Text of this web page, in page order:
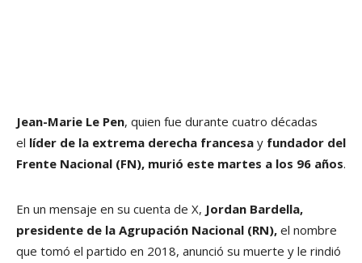
Jean-Marie Le Pen, quien fue durante cuatro décadas
el líder de la extrema derecha francesa y fundador del
Frente Nacional (FN), murió este martes a los 96 años.
En un mensaje en su cuenta de X, Jordan Bardella,
presidente de la Agrupación Nacional (RN), el nombre
que tomó el partido en 2018, anunció su muerte y le rindió